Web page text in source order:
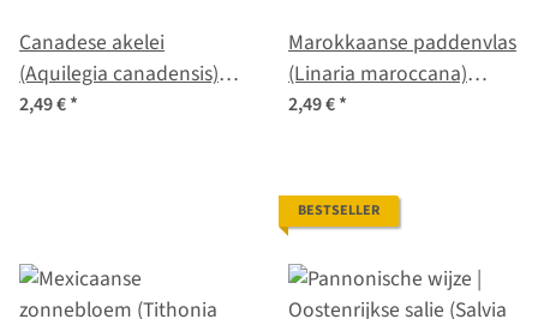
Canadese akelei
(Aquilegia canadensis)
zaad
2,49 €*
Marokkaanse paddenvlas
(Linaria maroccana)
zaden
2,49 €*
BESTSELLER